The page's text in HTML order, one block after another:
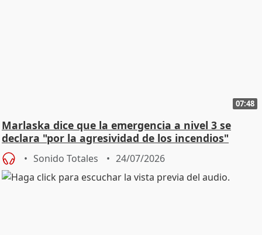
07:48
Marlaska dice que la emergencia a nivel 3 se
declara "por la agresividad de los incendios"
Sonido Totales 24/07/2026